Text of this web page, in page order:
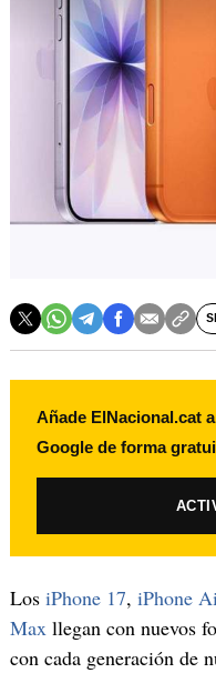
Añade ElNacional.cat
Google de forma
Los iPhone 17, iPhone
Maxllegan con nuevos
con cada generación de